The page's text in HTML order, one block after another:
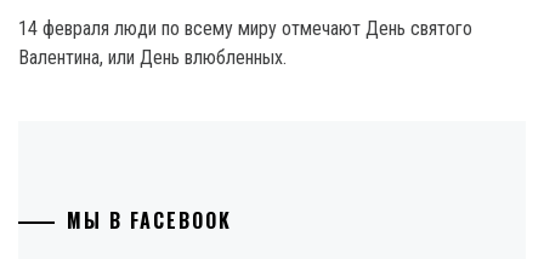
14 февраля люди по всему миру отмечают День святого
Валентина, или День влюбленных.
МЫ В FACEBOOK